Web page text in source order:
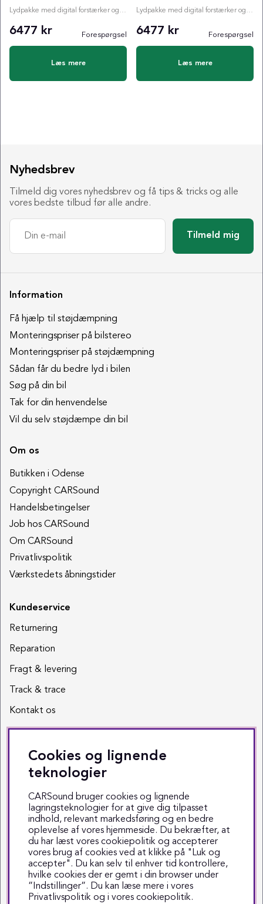
Lydpakke med digital forstærker og valgfri subwoofer
6477 kr Forespørgsel
Læs mere
Lydpakke med digital forstærker og valgfri subwoofer
6477 kr Forespørgsel
Læs mere
Nyhedsbrev
Tilmeld dig vores nyhedsbrev og få tips & tricks og alle
vores bedste tilbud før alle andre.
Tilmeld mig
Information
Få hjælp til støjdæmpning
Monteringspriser på bilstereo
Monteringspriser på støjdæmpning
Sådan får du bedre lyd i bilen
Søg på din bil
Tak for din henvendelse
Vil du selv støjdæmpe din bil
Om os
Butikken i Odense
Copyright CARSound
Handelsbetingelser
Job hos CARSound
Om CARSound
Privatlivspolitik
Værkstedets åbningstider
Kundeservice
Returnering
Reparation
Fragt & levering
Track & trace
Kontakt os
Sociale medier
Facebook
Instagram
Youtube
TikTok
Copyright © 1999-2025 CARSound
Cookies og lignende
teknologier
CARSound bruger cookies og lignende
lagringsteknologier for at give dig tilpasset
indhold, relevant markedsføring og en bedre
oplevelse af vores hjemmeside. Du bekræfter, at
du har læst vores cookiepolitik og accepterer
vores brug af cookies ved at klikke på "Luk og
accepter". Du kan selv til enhver tid kontrollere,
hvilke cookies der er gemt i din browser under
”Indstillinger”. Du kan læse mere i vores
Privatlivspolitik og i vores cookiepolitik.